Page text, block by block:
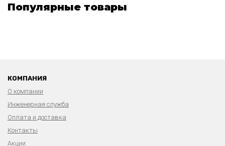
Популярные товары
КОМПАНИЯ
О компании
Инженерная служба
Оплата и доставка
Контакты
Акции